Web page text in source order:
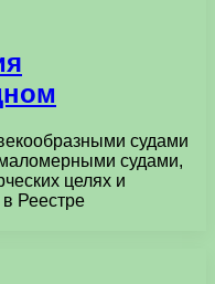
судами
судами,
целях и
Реестре